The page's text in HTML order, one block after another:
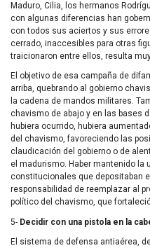
Maduro, Cilia, los hermanos
con algunas diferencias han
con todos sus aciertos y sus
cerrado, inaccesibles para otras
traicionaron entre ellos, resulta
El objetivo de esa campaña de
arriba, quebrando al gobierno
la cadena de mandos militares.
chavismo de abajo y en las bases
hubiera ocurrido, hubiera
del chavismo, favoreciendo las
claudicación del gobierno o de
el madurismo. Haber mantenido la
constitucionales que depositaban
responsabilidad de reemplazar al
político del chavismo, que
5- Decidir con una pistola en la
El sistema de defensa antiaérea,